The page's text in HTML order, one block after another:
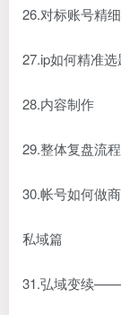
26.对标账号精
27.ip如何精准选
28.内容制作
29.整体复盘流程
30.帐号如何做
私域篇
31.弘域变续